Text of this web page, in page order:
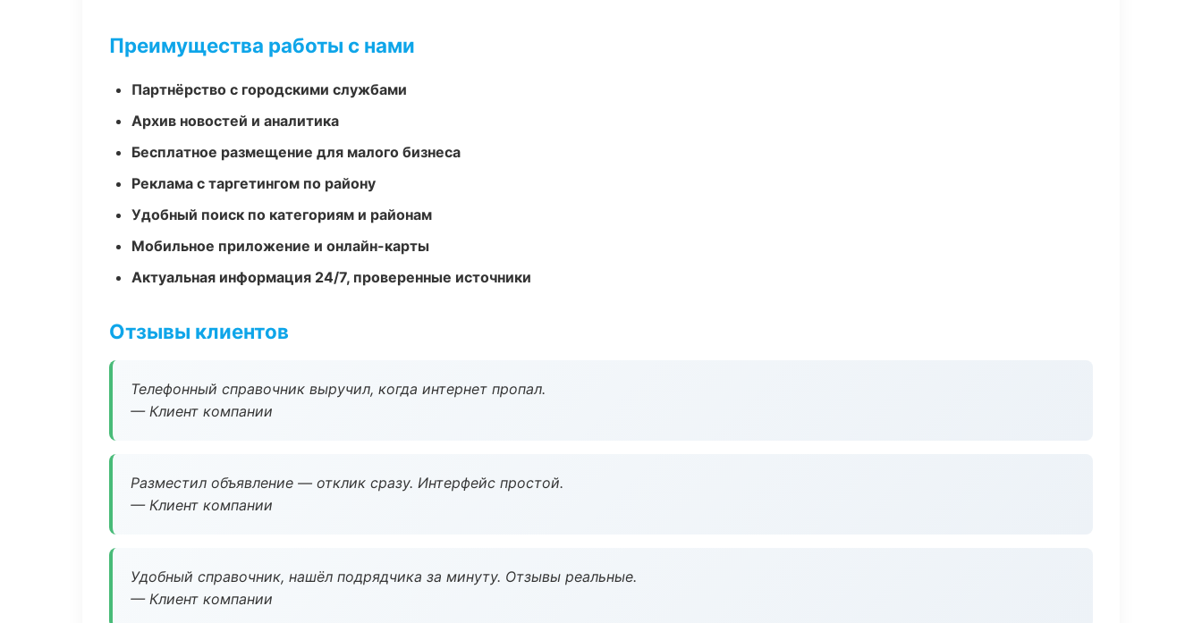
Преимущества работы с нами
Партнёрство с городскими службами
Архив новостей и аналитика
Бесплатное размещение для малого бизнеса
Реклама с таргетингом по району
Удобный поиск по категориям и районам
Мобильное приложение и онлайн-карты
Актуальная информация 24/7, проверенные источники
Отзывы клиентов
Телефонный справочник выручил, когда интернет пропал.
— Клиент компании
Разместил объявление — отклик сразу. Интерфейс простой.
— Клиент компании
Удобный справочник, нашёл подрядчика за минуту. Отзывы реальные.
— Клиент компании